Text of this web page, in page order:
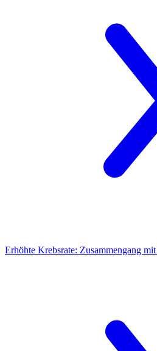
Erhöhte Krebsrate: Zusammengang